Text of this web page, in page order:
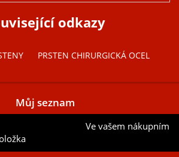
odkazy
PRSTEN CHIRURGICKÁ OCEL
Můj seznam
Ve vašem nákupním